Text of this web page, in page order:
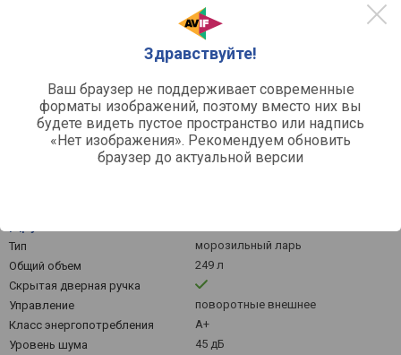
Здравствуйте!
Ваш браузер не поддерживает современные
форматы изображений, поэтому вместо них вы
будете видеть пустое пространство или надпись
«Нет изображения». Рекомендуем обновить
браузер до актуальной версии
249 л 300 л
Тип
морозильный ларь
Общий объем
249 л
Скрытая дверная ручка
Управление
поворотные внешнее
Класс энергопотребления
A+
Уровень шума
45 дБ